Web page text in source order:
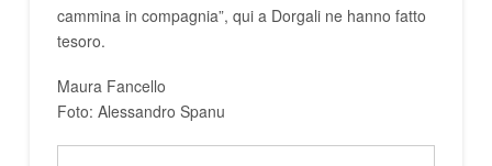
cammina in compagnia”, qui a Dorgali ne hanno fatto
tesoro.
Maura Fancello
Foto: Alessandro Spanu